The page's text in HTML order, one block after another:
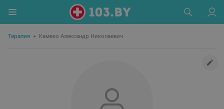
Терапия • Камеко Александр Николаевич